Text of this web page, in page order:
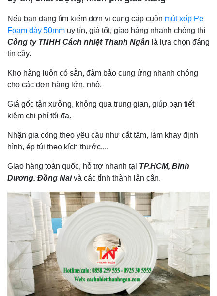
Nếu bạn đang tìm kiếm đơn vị cung cấp cuộn mút xốp Pe
Foam dày 50mm uy tín, giá tốt, giao hàng nhanh chóng thì
Công ty TNHH Cách nhiệt Thanh Ngân là lựa chọn đáng
tin cậy.
Kho hàng luôn có sẵn, đảm bảo cung ứng nhanh chóng
cho các đơn hàng lớn, nhỏ.
Giá gốc tận xưởng, không qua trung gian, giúp bạn tiết
kiệm chi phí tối đa.
Nhận gia công theo yêu cầu như cắt tấm, làm khay định
hình, ép túi theo kích thước,...
Giao hàng toàn quốc, hỗ trợ nhanh tại TP.HCM, Bình
Dương, Đồng Naivà các tỉnh thành lân cận.